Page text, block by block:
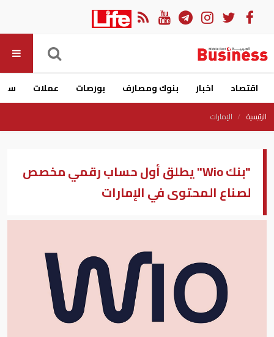
اقتصاد اخبار بنوك ومصارف بورصات عملات
الرئيسية الإمارات
"بنك Wio" يطلق أول حساب رقمي مخصص
لصناع المحتوى في الإمارات